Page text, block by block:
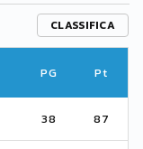
CLASSIFICA
PG Pt
38 87